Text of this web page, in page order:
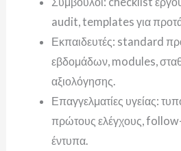
audit, templates για
Εκπαιδευτές: standard
εβδομάδων, modules,
αξιολόγησης.
Επαγγελματίες υγείας:
πρώτους ελέγχους,
έντυπα.